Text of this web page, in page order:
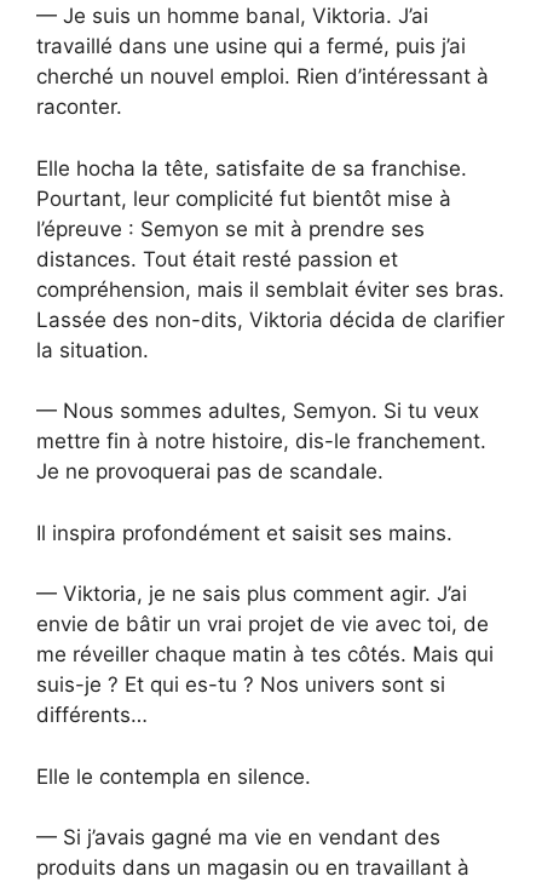
— Je suis un homme banal, Viktoria. J’ai
travaillé dans une usine qui a fermé, puis j’ai
cherché un nouvel emploi. Rien d’intéressant à
raconter.
Elle hocha la tête, satisfaite de sa franchise.
Pourtant, leur complicité fut bientôt mise à
l’épreuve : Semyon se mit à prendre ses
distances. Tout était resté passion et
compréhension, mais il semblait éviter ses bras.
Lassée des non-dits, Viktoria décida de clarifier
la situation.
— Nous sommes adultes, Semyon. Si tu veux
mettre fin à notre histoire, dis-le franchement.
Je ne provoquerai pas de scandale.
Il inspira profondément et saisit ses mains.
— Viktoria, je ne sais plus comment agir. J’ai
envie de bâtir un vrai projet de vie avec toi, de
me réveiller chaque matin à tes côtés. Mais qui
suis-je ? Et qui es-tu ? Nos univers sont si
différents…
Elle le contempla en silence.
— Si j’avais gagné ma vie en vendant des
produits dans un magasin ou en travaillant à